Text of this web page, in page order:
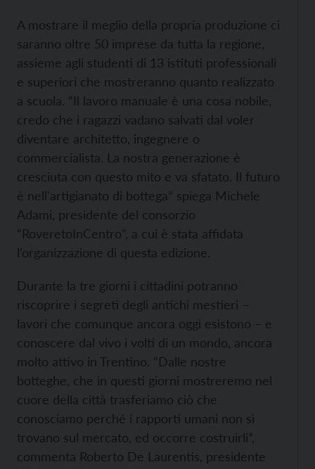
A mostrare il meglio della propria produzione ci
saranno oltre 50 imprese da tutta la regione,
assieme agli studenti di 13 istituti professionali
e superiori che mostreranno quanto realizzato
a scuola. “Il lavoro manuale è una cosa nobile,
credo che i ragazzi vadano salvati dal voler
diventare architetto, ingegnere o
commercialista. La nostra generazione è
cresciuta con questo mito e va sfatato. Il futuro
è nell'artigianato di bottega” spiega Michele
Adami, presidente del consorzio
“RoveretoInCentro”, a cui è stata affidata
l’organizzazione di questa edizione.
Durante la tre giorni i cittadini potranno
riscoprire i segreti degli antichi mestieri –
lavori che comunque ancora oggi esistono – e
conoscere dal vivo i volti di un mondo, ancora
molto attivo in Trentino. “Dalle nostre
botteghe, che in questi giorni mostreremo nel
cuore della città trasferiamo ciò che
conosciamo perché i rapporti umani non si
trovano sul mercato, ed occorre costruirli”,
commenta Roberto De Laurentis, presidente